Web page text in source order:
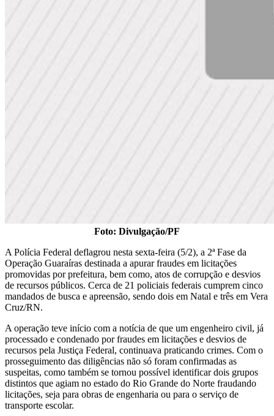
Foto: Divulgação/PF
A Polícia Federal deflagrou nesta sexta-feira (5/2), a 2ª Fase da
Operação Guaraíras destinada a apurar fraudes em licitações
promovidas por prefeitura, bem como, atos de corrupção e desvios
de recursos públicos. Cerca de 21 policiais federais cumprem cinco
mandados de busca e apreensão, sendo dois em Natal e três em Vera
Cruz/RN.
A operação teve início com a notícia de que um engenheiro civil, já
processado e condenado por fraudes em licitações e desvios de
recursos pela Justiça Federal, continuava praticando crimes. Com o
prosseguimento das diligências não só foram confirmadas as
suspeitas, como também se tornou possível identificar dois grupos
distintos que agiam no estado do Rio Grande do Norte fraudando
licitações, seja para obras de engenharia ou para o serviço de
transporte escolar.